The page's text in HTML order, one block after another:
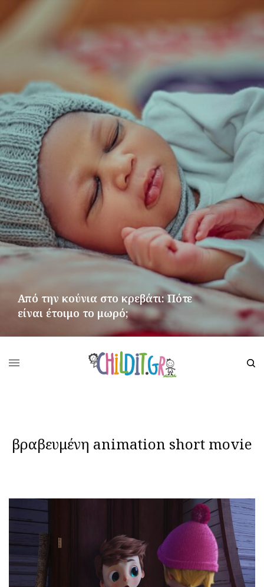
Από την κούνια στο κρεβάτι: Πότε
είναι έτοιμο το μωρό;
βραβευμένη animation short movie